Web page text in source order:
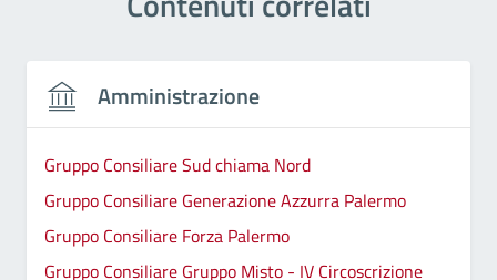
Amministrazione
Gruppo Consiliare Sud chiama Nord
Gruppo Consiliare Generazione Azzurra Palermo
Gruppo Consiliare Forza Palermo
Gruppo Consiliare Gruppo Misto - IV Circoscrizione